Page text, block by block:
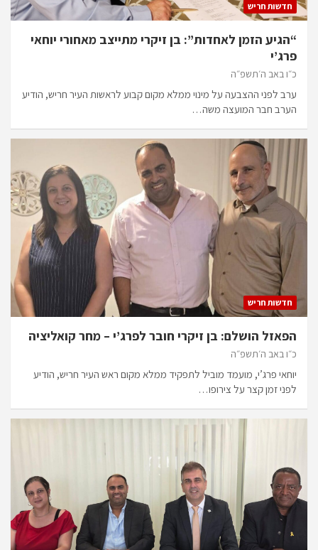
חדשות חריש
“הגיע הזמן לאחדות”: בן זיקרי מתייצב מאחורי יוחאי
פרג’י
כ״ו באב ה׳תשפ״ה
ערב לפני ההצבעה על מינוי ממלא מקום קבוע לראשות העיר חריש, הודיע
הערב חבר המועצה משה…
חדשות חריש
הפאזל הושלם: בן זיקרי חובר לפרג’י – מחר קואליציה
כ״ו באב ה׳תשפ״ה
יוחאי פרג’י, מועמד מוביל לתפקיד ממלא מקום ראש העיר חריש, הודיע
לפני זמן קצר על צירופו…